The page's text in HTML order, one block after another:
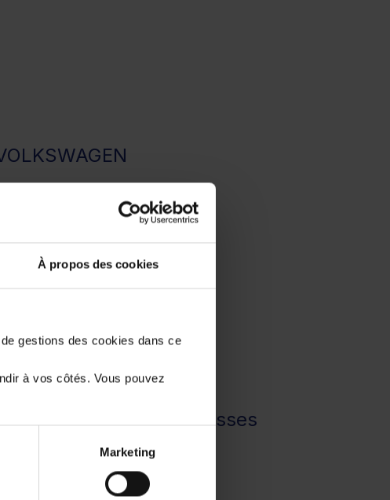
À propos des cookies
gestions des cookies dans ce
à vos côtés. Vous pouvez
Marketing
catégorie
selon leur boîte de vitesses